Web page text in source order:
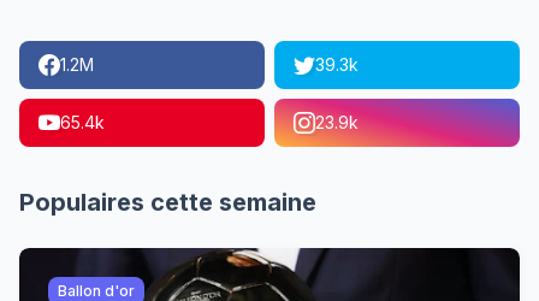
1.2M 39.3k
65.4k 23.9k
Populaires cette semaine
Ballon d'or